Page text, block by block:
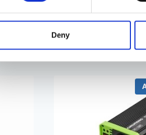
Deny
27mm varrukaga